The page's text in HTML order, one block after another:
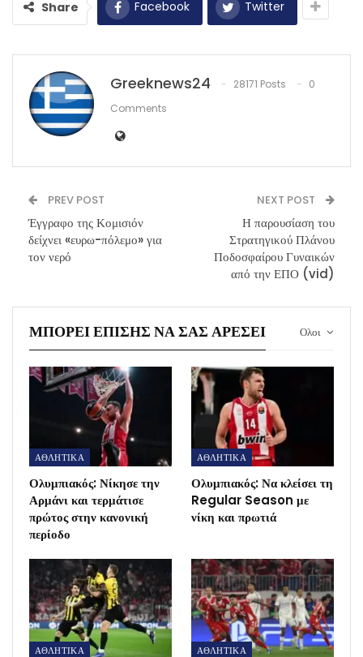
Share Facebook Twitter
Greeknews24 28171 Posts
0
Comments
PREV POST
Έγγραφο της Κομισιόν
δείχνει «ευρω-πόλεμο» για
τον νερό
NEXT POST
Η παρουσίαση του
Στρατηγικού Πλάνου
Ποδοσφαίρου Γυναικών
από την ΕΠΟ (vid)
Ολοι
ΜΠΟΡΕΊ ΕΠΊΣΗΣ ΝΑ ΣΑΣ ΑΡΈΣΕΙ
ΑΘΛΗΤΙΚΑ
Ολυμπιακός: Νίκησε την
Αρμάνι και τερμάτισε
πρώτος στην κανονική
περίοδο
ΑΘΛΗΤΙΚΑ
Ολυμπιακός: Να κλείσει τη
Regular Season με
νίκη και πρωτιά
ΑΘΛΗΤΙΚΑ ΑΘΛΗΤΙΚΑ